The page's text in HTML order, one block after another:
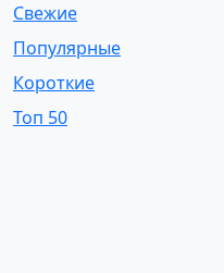
Свежие
Популярные
Короткие
Топ 50